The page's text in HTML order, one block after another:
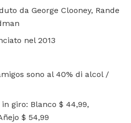
da George Clooney, Rande
nel 2013
sono al 40% di alcol /
giro: Blanco $ 44,99,
$ 54,99